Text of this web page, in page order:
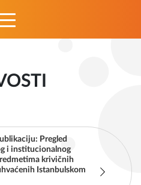
Pregled
i institucionalnog
krivičnih
Istanbulskom